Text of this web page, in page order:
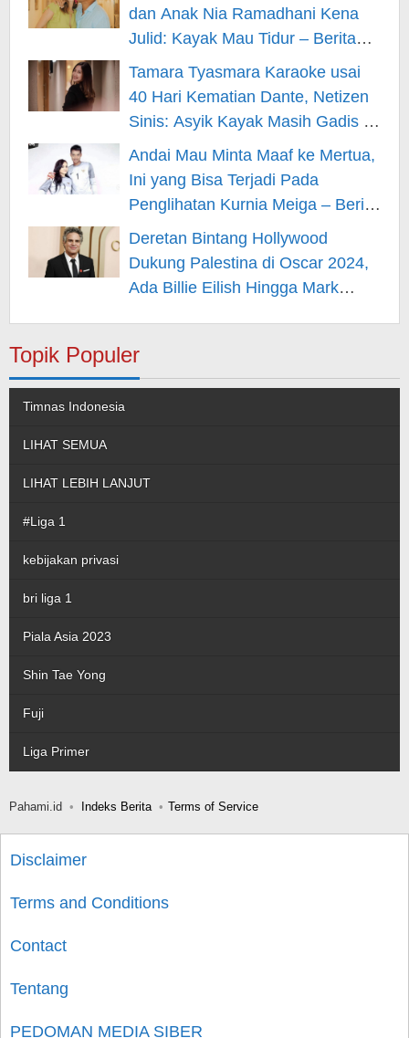
dan Anak Nia Ramadhani Kena
Julid: Kayak Mau Tidur – Berita
Hiburan
Tamara Tyasmara Karaoke usai
40 Hari Kematian Dante, Netizen
Sinis: Asyik Kayak Masih Gadis –
Berita Hiburan
Andai Mau Minta Maaf ke Mertua,
Ini yang Bisa Terjadi Pada
Penglihatan Kurnia Meiga – Berita
Hiburan
Deretan Bintang Hollywood
Dukung Palestina di Oscar 2024,
Ada Billie Eilish Hingga Mark
Topik Populer
Timnas Indonesia
LIHAT SEMUA
LIHAT LEBIH LANJUT
#Liga 1
kebijakan privasi
bri liga 1
Piala Asia 2023
Shin Tae Yong
Fuji
Liga Primer
Pahami.id Indeks Berita Terms of Service
Disclaimer
Terms and Conditions
Contact
Tentang
PEDOMAN MEDIA SIBER